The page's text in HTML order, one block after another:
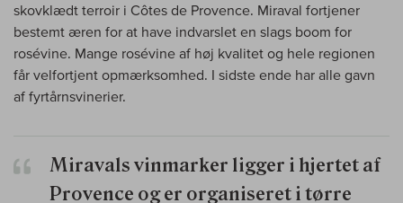
skovklædt terroir i Côtes de Provence. Miraval fortjener
bestemt æren for at have indvarslet en slags boom for
rosévine. Mange rosévine af høj kvalitet og hele regionen
får velfortjent opmærksomhed. I sidste ende har alle gavn
af fyrtårnsvinerier.
Miravals vinmarker ligger i hjertet af
Provence og er organiseret i tørre